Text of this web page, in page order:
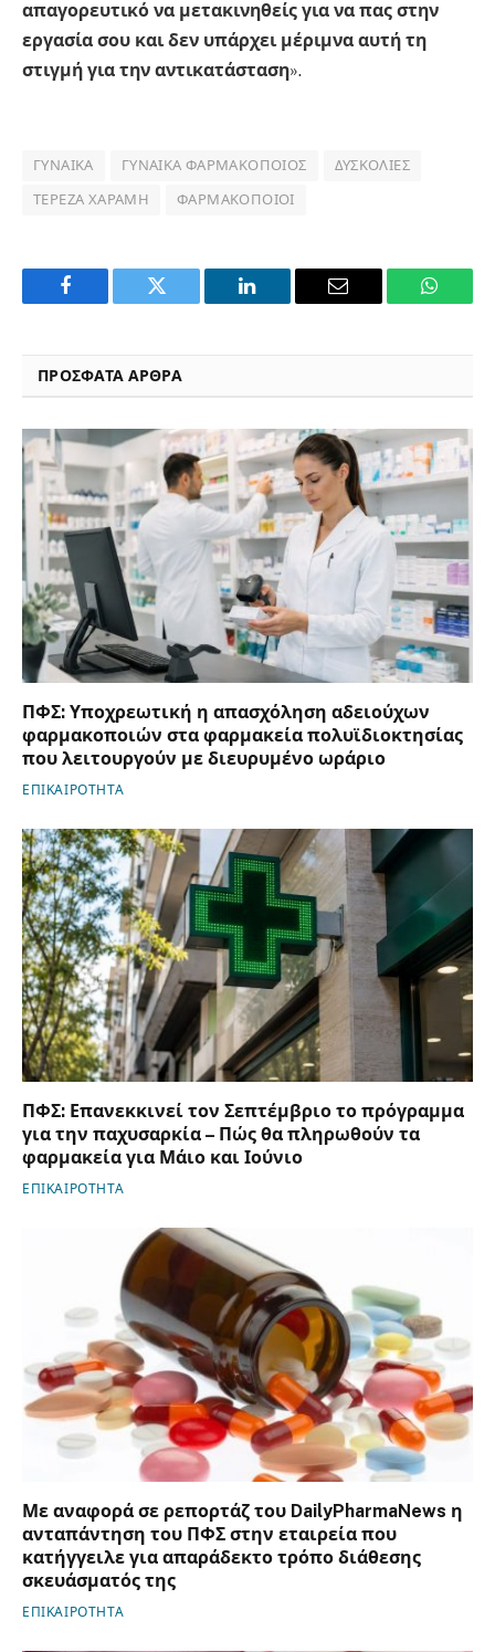
απαγορευτικό να μετακινηθείς για να πας στην
εργασία σου και δεν υπάρχει μέριμνα αυτή τη
στιγμή για την αντικατάσταση».
ΓΥΝΑΊΚΑ ΓΥΝΑΊΚΑ ΦΑΡΜΑΚΟΠΟΙΌΣ ΔΥΣΚΟΛΊΕΣ
ΤΕΡΈΖΑ ΧΑΡΑΜΉ ΦΑΡΜΑΚΟΠΟΙΟΊ
Facebook Twitter LinkedIn Email
ΠΡΟΣΦΑΤΑ ΑΡΘΡΑ
ΠΦΣ: Υποχρεωτική η απασχόληση αδειούχων
φαρμακοποιών στα φαρμακεία πολυϊδιοκτησίας
που λειτουργούν με διευρυμένο ωράριο
ΕΠΙΚΑΙΡΟΤΗΤΑ
ΠΦΣ: Επανεκκινεί τον Σεπτέμβριο το πρόγραμμα
για την παχυσαρκία – Πώς θα πληρωθούν τα
φαρμακεία για Μάιο και Ιούνιο
ΕΠΙΚΑΙΡΟΤΗΤΑ
Με αναφορά σε ρεπορτάζ του DailyPharmaNews η
ανταπάντηση του ΠΦΣ στην εταιρεία που
κατήγγειλε για απαράδεκτο τρόπο διάθεσης
σκευάσματός της
ΕΠΙΚΑΙΡΟΤΗΤΑ